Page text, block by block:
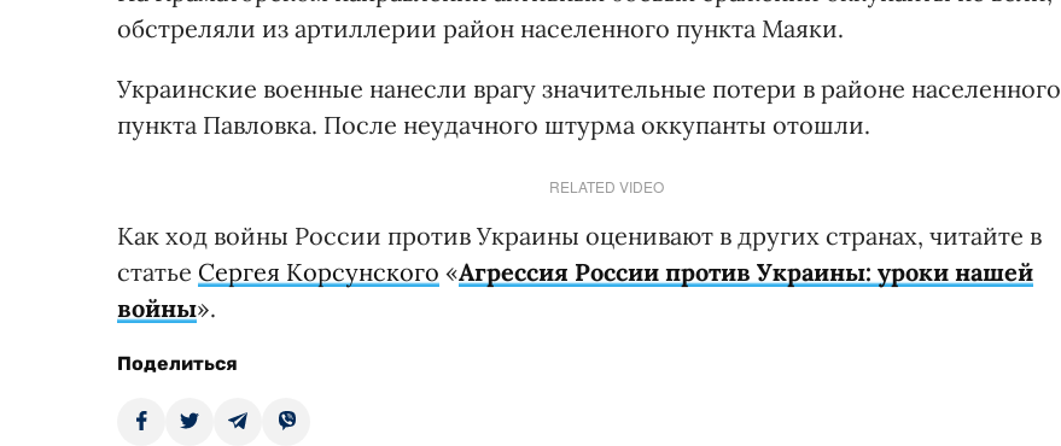
обстреляли из артиллерии район населенного пункта Маяки.
Украинские военные нанесли врагу значительные потери в районе населенного
пункта Павловка. После неудачного штурма оккупанты отошли.
RELATED VIDEO
Как ход войны России против Украины оценивают в других странах, читайте в
статье Сергея Корсунского «Агрессия России против Украины: уроки нашей
войны».
Поделиться